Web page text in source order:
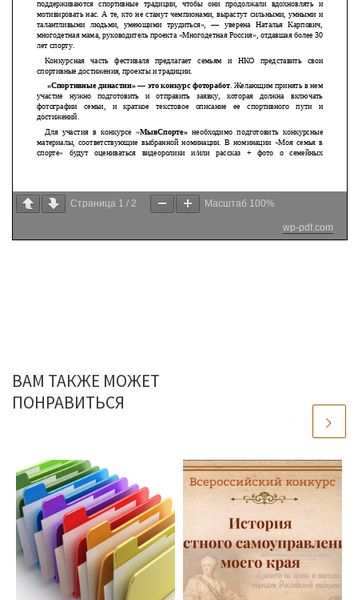
Страница 1 / 2 Масштаб 100%
wp-pdf.com
ВАМ ТАКЖЕ МОЖЕТ
ПОНРАВИТЬСЯ